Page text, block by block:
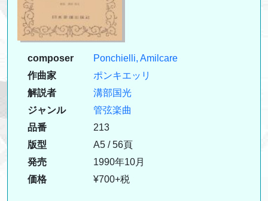
composer
Ponchielli, Amilcare
作曲家
ポンキエッリ
解説者
溝部国光
ジャンル
管弦楽曲
品番
213
版型
A5 / 56頁
発売
1990年10月
価格
¥700+税